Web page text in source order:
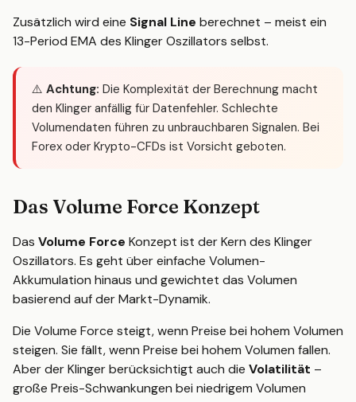
Zusätzlich wird eine Signal Line berechnet – meist ein
13-Period EMA des Klinger Oszillators selbst.
⚠️ Achtung: Die Komplexität der Berechnung macht
den Klinger anfällig für Datenfehler. Schlechte
Volumendaten führen zu unbrauchbaren Signalen. Bei
Forex oder Krypto-CFDs ist Vorsicht geboten.
Das Volume Force Konzept
Das Volume Force Konzept ist der Kern des Klinger
Oszillators. Es geht über einfache Volumen-
Akkumulation hinaus und gewichtet das Volumen
basierend auf der Markt-Dynamik.
Die Volume Force steigt, wenn Preise bei hohem Volumen
steigen. Sie fällt, wenn Preise bei hohem Volumen fallen.
Aber der Klinger berücksichtigt auch die Volatilität –
große Preis-Schwankungen bei niedrigem Volumen